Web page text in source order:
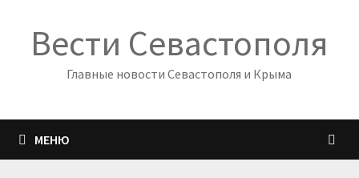
содержимому
Вести Севастополя
Главные новости Севастополя и Крыма
МЕНЮ